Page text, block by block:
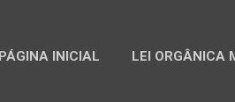
PÁGINA INICIAL LEI ORGÂNICA